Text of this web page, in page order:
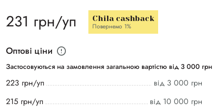
231 грн/уп Chila cashback
Повернемо 1%
Оптові ціни
Застосовуються на замовлення загальною вартістю від 3 000 грн
223 грн/уп
від 3 000 грн
215 грн/уп
від 10 000 грн